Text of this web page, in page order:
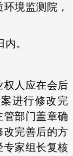
境监测院，
。
权人应在会后
进行修改完
部门盖章确
改完善后的方
专家组长复核